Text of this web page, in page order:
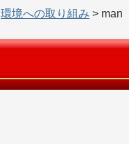
環境への取り組み > man